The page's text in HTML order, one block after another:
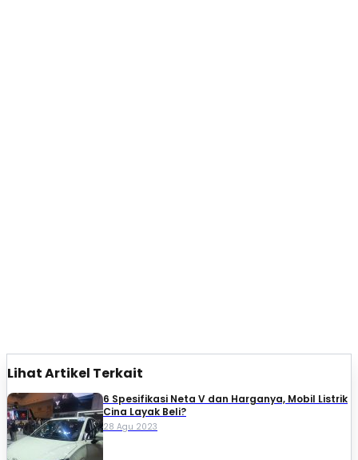
Lihat Artikel Terkait
6 Spesifikasi Neta V dan Harganya, Mobil Listrik
Cina Layak Beli?
28 Agu 2023